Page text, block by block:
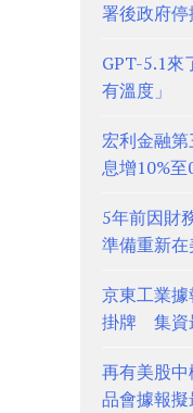
署後政府
GPT-5.1來
有溫度」
宏利金融
息增10%至
5年前因財
準備重新
京東工業
掛牌 集資
再有美股
品會據報